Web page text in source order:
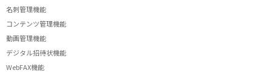
名刺管理機能
コンテンツ管理機能
動画管理機能
デジタル招待状機能
WebFAX機能